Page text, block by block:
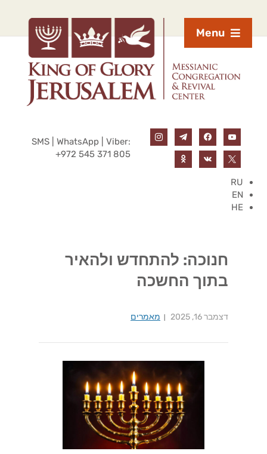
Menu
SMS | WhatsApp | Viber:
+972 545 371 805
RU
EN
HE
חנוכה: להתחדש ולהאיר
בתוך החשכה
דצמבר 16, 2025 מאמרים